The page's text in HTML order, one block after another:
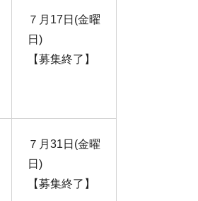
７月17日(金曜
日)
【募集終了】
７月31日(金曜
日)
【募集終了】